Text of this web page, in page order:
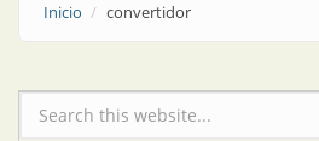
Inicio convertidor
Formulario de búsqueda